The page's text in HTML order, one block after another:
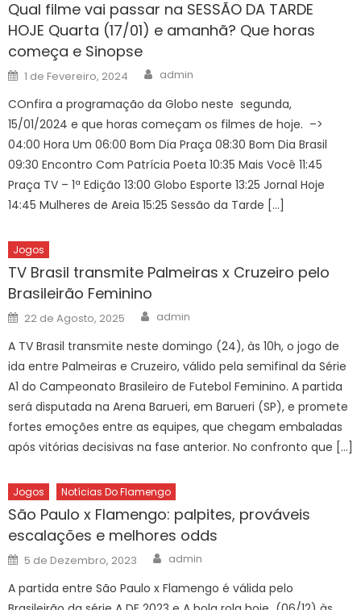
Qual filme vai passar na SESSÃO DA TARDE
HOJE Quarta (17/01) e amanhã? Que horas
começa e Sinopse
Posted
on
1 de Fevereiro, 2024 Author
admin
COnfira a programação da Globo neste segunda,
15/01/2024 e que horas começam os filmes de hoje. –>
04:00 Hora Um 06:00 Bom Dia Praça 08:30 Bom Dia Brasil
09:30 Encontro Com Patrícia Poeta 10:35 Mais Você 11:45
Praça TV – 1ª Edição 13:00 Globo Esporte 13:25 Jornal Hoje
14:45 Mulheres de Areia 15:25 Sessão da Tarde […]
Jogos
TV Brasil transmite Palmeiras x Cruzeiro pelo
Brasileirão Feminino
Posted
on
22 de Agosto, 2025 Author
admin
A TV Brasil transmite neste domingo (24), às 10h, o jogo de
ida entre Palmeiras e Cruzeiro, válido pela semifinal da Série
A1 do Campeonato Brasileiro de Futebol Feminino. A partida
será disputada na Arena Barueri, em Barueri (SP), e promete
fortes emoções entre as equipes, que chegam embaladas
após vitórias decisivas na fase anterior. No confronto que […]
Jogos Notícias Do Flamengo
São Paulo x Flamengo: palpites, prováveis
escalações e melhores odds
Posted
on
5 de Dezembro, 2023 Author
admin
A partida entre São Paulo x Flamengo é válida pelo